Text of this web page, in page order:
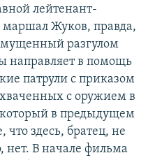
лейтенант-
Жуков, правда,
разгулом
направляет в помощь
патрули с приказом
с оружием в
в предыдущем
что здесь, братец, не
нет. В начале фильма